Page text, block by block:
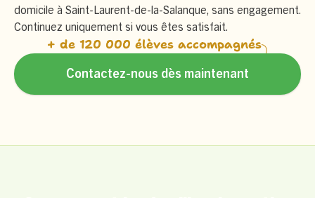
domicile à Saint-Laurent-de-la-Salanque, sans engagement.
Continuez uniquement si vous êtes satisfait.
+ de 120 000 élèves accompagnés
Contactez-nous dès maintenant